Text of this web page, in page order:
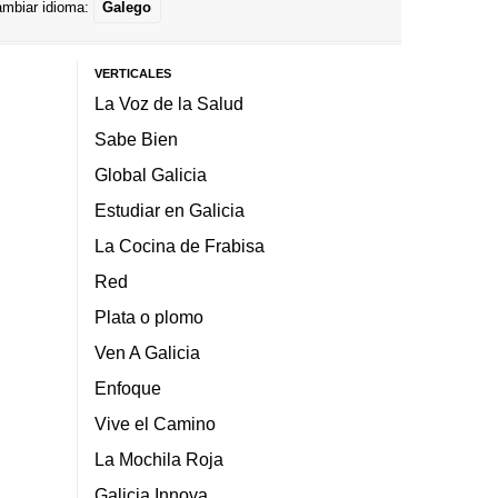
idioma: Galego
VERTICALES
La Voz de la Salud
Sabe Bien
Global Galicia
Estudiar en Galicia
La Cocina de Frabisa
Red
Plata o plomo
Ven A Galicia
Enfoque
Vive el Camino
La Mochila Roja